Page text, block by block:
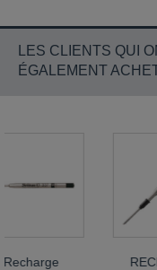
LES CLIENTS QUI
ÉGALEMENT